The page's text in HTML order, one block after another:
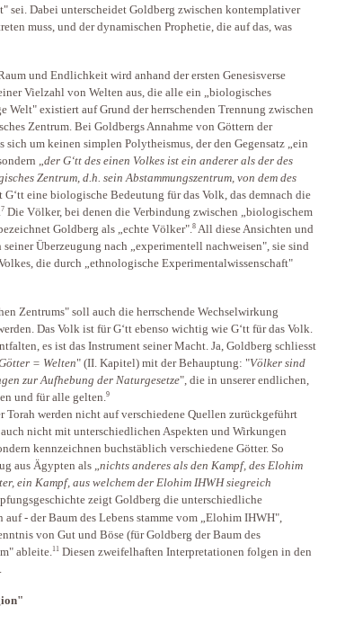
sei. Dabei unterscheidet Goldberg zwischen kontemplativer
muss, und der dynamischen Prophetie, die auf das, was
und Endlichkeit wird anhand der ersten Genesisverse
Vielzahl von Welten aus, die alle ein „biologisches
Welt" existiert auf Grund der herrschenden Trennung zwischen
Zentrum. Bei Goldbergs Annahme von Göttern der
sich um keinen simplen Polytheismus, der den Gegensatz „ein
„ der G‘tt des einen Volkes ist ein anderer als der des
Zentrum, d.h. sein Abstammungszentrum, von dem des
G‘tt eine biologische Bedeutung für das Volk, das demnach die
7 Die Völker, bei denen die Verbindung zwischen „biologischem
Goldberg als „echte Völker".8 All diese Ansichten und
seiner Überzeugung nach „experimentell nachweisen", sie sind
die durch „ethnologische Experimentalwissenschaft"
Zentrums" soll auch die herrschende Wechselwirkung
Das Volk ist für G‘tt ebenso wichtig wie G‘tt für das Volk.
es ist das Instrument seiner Macht. Ja, Goldberg schliesst
= Welten" (II. Kapitel) mit der Behauptung: "Völker sind
zur Aufhebung der Naturgesetze", die in unserer endlichen,
und für alle gelten.9
Torah werden nicht auf verschiedene Quellen zurückgeführt
nicht mit unterschiedlichen Aspekten und Wirkungen
kennzeichnen buchstäblich verschiedene Götter. So
aus Ägypten als „nichts anderes als den Kampf, des Elohim
ein Kampf, aus welchem der Elohim IHWH siegreich
zeigt Goldberg die unterschiedliche
auf - der Baum des Lebens stamme vom „Elohim IHWH",
von Gut und Böse (für Goldberg der Baum des
ableite.11 Diesen zweifelhaften Interpretationen folgen in den